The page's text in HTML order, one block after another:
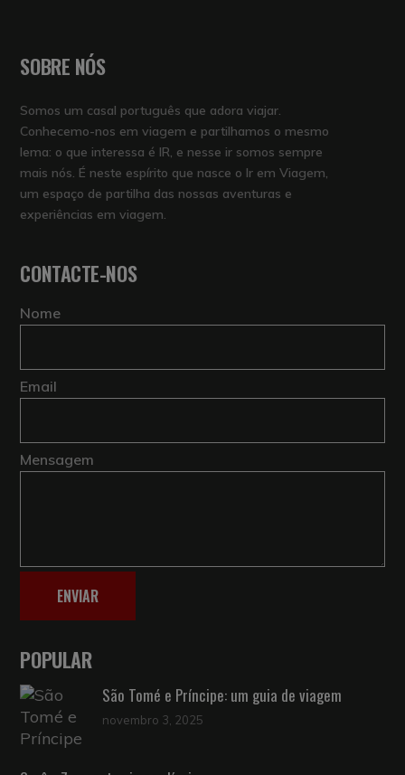
SOBRE NÓS
Somos um casal português que adora viajar.
Conhecemo-nos em viagem e partilhamos o mesmo
lema: o que interessa é IR, e nesse ir somos sempre
mais nós. É neste espírito que nasce o Ir em Viagem,
um espaço de partilha das nossas aventuras e
experiências em viagem.
CONTACTE-NOS
Nome
Email
Mensagem
ENVIAR
POPULAR
São Tomé e Príncipe: um guia de viagem
novembro 3, 2025